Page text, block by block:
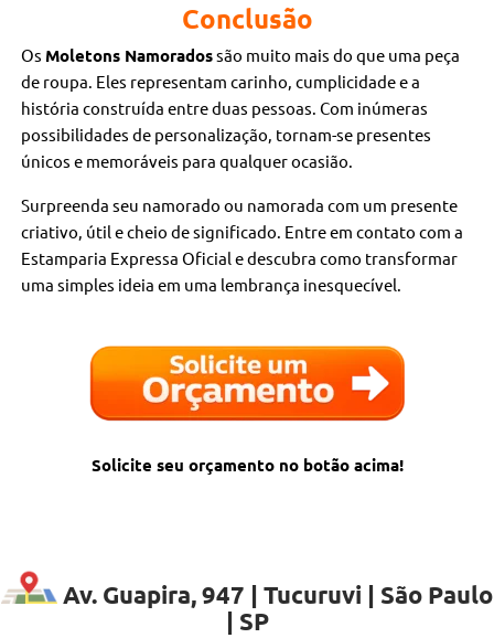
Conclusão
Os Moletons Namoradossão muito mais do que uma peça
de roupa. Eles representam carinho, cumplicidade e a
história construída entre duas pessoas. Com inúmeras
possibilidades de personalização, tornam-se presentes
únicos e memoráveis para qualquer ocasião.
Surpreenda seu namorado ou namorada com um presente
criativo, útil e cheio de significado. Entre em contato com a
Estamparia Expressa Oficial e descubra como transformar
uma simples ideia em uma lembrança inesquecível.
Solicite seu orçamento no botão acima!
Av. Guapira, 947 | Tucuruvi | São Paulo
| SP